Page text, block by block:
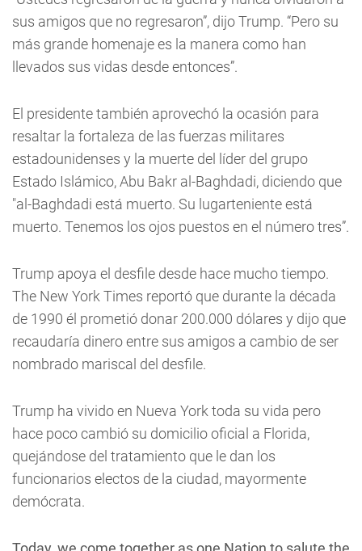
sus amigos que no regresaron”, dijo Trump. “Pero su
más grande homenaje es la manera como han
llevados sus vidas desde entonces”.
El presidente también aprovechó la ocasión para
resaltar la fortaleza de las fuerzas militares
estadounidenses y la muerte del líder del grupo
Estado Islámico, Abu Bakr al-Baghdadi, diciendo que
"al-Baghdadi está muerto. Su lugarteniente está
muerto. Tenemos los ojos puestos en el número tres”.
Trump apoya el desfile desde hace mucho tiempo.
The New York Times reportó que durante la década
de 1990 él prometió donar 200.000 dólares y dijo que
recaudaría dinero entre sus amigos a cambio de ser
nombrado mariscal del desfile.
Trump ha vivido en Nueva York toda su vida pero
hace poco cambió su domicilio oficial a Florida,
quejándose del tratamiento que le dan los
funcionarios electos de la ciudad, mayormente
demócrata.